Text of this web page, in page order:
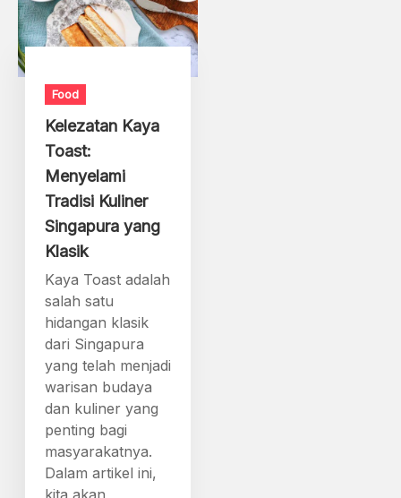
Food
Kelezatan Kaya
Toast:
Menyelami
Tradisi Kuliner
Singapura yang
Klasik
Kaya Toast adalah
salah satu
hidangan klasik
dari Singapura
yang telah menjadi
warisan budaya
dan kuliner yang
penting bagi
masyarakatnya.
Dalam artikel ini,
kita akan